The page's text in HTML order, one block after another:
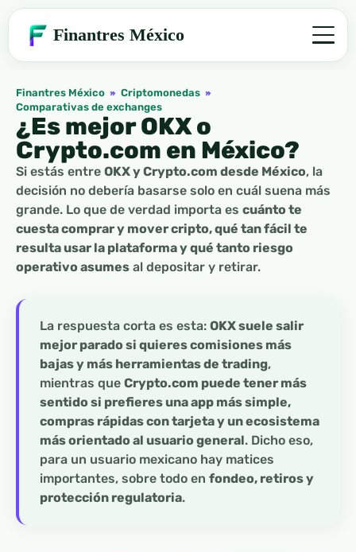
Finantres México
Finantres México » Criptomonedas »
Comparativas de exchanges
¿Es mejor OKX o
Crypto.com en México?
Si estás entre OKX y Crypto.com desde México, la
decisión no debería basarse solo en cuál suena más
grande. Lo que de verdad importa es cuánto te
cuesta comprar y mover cripto, qué tan fácil te
resulta usar la plataforma y qué tanto riesgo
operativo asumes al depositar y retirar.
La respuesta corta es esta: OKX suele salir
mejor parado si quieres comisiones más
bajas y más herramientas de trading,
mientras que Crypto.com puede tener más
sentido si prefieres una app más simple,
compras rápidas con tarjeta y un ecosistema
más orientado al usuario general. Dicho eso,
para un usuario mexicano hay matices
importantes, sobre todo en fondeo, retiros y
protección regulatoria.